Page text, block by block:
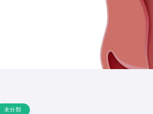
未分類